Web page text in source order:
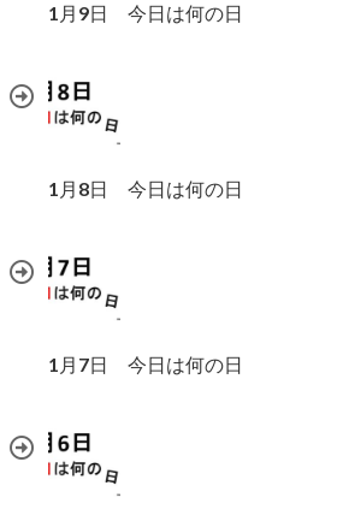
1月9日 今日は何の日
1月8日 今日は何の日
1月7日 今日は何の日